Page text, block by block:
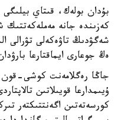
بۇدان بولەك، قىتاي بيلىگى
كەزىندە جانە مەملەكەتتىك
شەگۋدىڭ تاۋەكەلى تۋرالى
ەڭ جوعارى ايماقتارعا
جاڭا رەگلامەنت كوشى-قون
ۇيىمدارعا قويىلاتىن